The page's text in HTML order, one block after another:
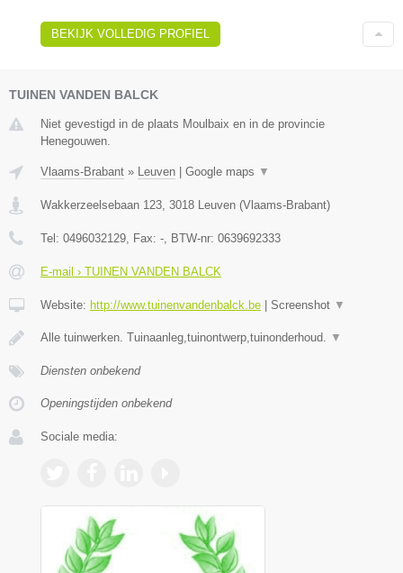
BEKIJK VOLLEDIG PROFIEL
TUINEN VANDEN BALCK
Niet gevestigd in de plaats Moulbaix en in de provincie
Henegouwen.
Vlaams-Brabant » Leuven Google maps ▼
Wakkerzeelsebaan 123 3018 Leuven (Vlaams-Brabant)
Tel: 0496032129 , Fax: - , BTW-nr: 0639692333
E-mail › TUINEN VANDEN BALCK
Website: http://www.tuinenvandenbalck.be Screenshot ▼
Alle tuinwerken. Tuinaanleg,tuinontwerp,tuinonderhoud. ▼
Diensten onbekend
Openingstijden onbekend
Sociale media: